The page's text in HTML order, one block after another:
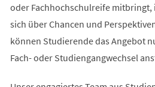
oder Fachhochschulreife mitbringt,
sich über Chancen und
können Studierende das Angebot
Fach- oder Studiengangwechsel